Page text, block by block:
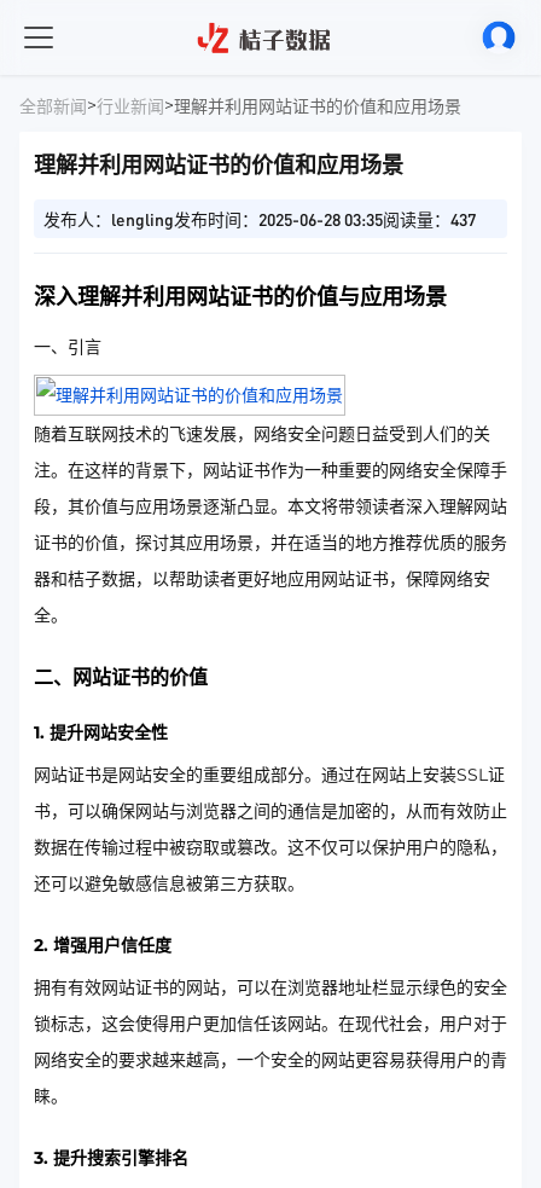
全部新闻>行业新闻>理解并利用网站证书的价值和应用场景
理解并利用网站证书的价值和应用场景
发布人：lengling发布时间：2025-06-28 03:35阅读量：437
深入理解并利用网站证书的价值与应用场景
一、引言
随着互联网技术的飞速发展，网络安全问题日益受到人们的关
注。在这样的背景下，网站证书作为一种重要的网络安全保障手
段，其价值与应用场景逐渐凸显。本文将带领读者深入理解网站
证书的价值，探讨其应用场景，并在适当的地方推荐优质的服务
器和桔子数据，以帮助读者更好地应用网站证书，保障网络安
全。
二、网站证书的价值
1. 提升网站安全性
网站证书是网站安全的重要组成部分。通过在网站上安装SSL证
书，可以确保网站与浏览器之间的通信是加密的，从而有效防止
数据在传输过程中被窃取或篡改。这不仅可以保护用户的隐私，
还可以避免敏感信息被第三方获取。
2. 增强用户信任度
拥有有效网站证书的网站，可以在浏览器地址栏显示绿色的安全
锁标志，这会使得用户更加信任该网站。在现代社会，用户对于
网络安全的要求越来越高，一个安全的网站更容易获得用户的青
睐。
3. 提升搜索引擎排名